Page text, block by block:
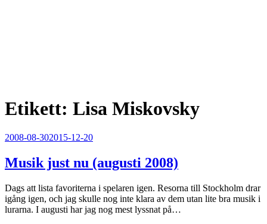
Etikett: Lisa Miskovsky
Publicerat
2008-08-302015-12-20
Musik just nu (augusti 2008)
Dags att lista favoriterna i spelaren igen. Resorna till Stockholm drar
igång igen, och jag skulle nog inte klara av dem utan lite bra musik i
lurarna. I augusti har jag nog mest lyssnat på…